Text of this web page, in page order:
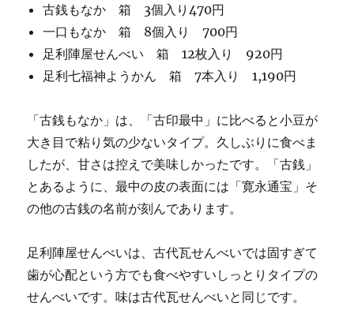
古銭もなか 箱 3個入り470円
一口もなか 箱 8個入り 700円
足利陣屋せんべい 箱 12枚入り 920円
足利七福神ようかん 箱 7本入り 1,190円
「古銭もなか」は、「古印最中」に比べると小豆が
大き目で粘り気の少ないタイプ。久しぶりに食べま
したが、甘さは控えで美味しかったです。「古銭」
とあるように、最中の皮の表面には「寛永通宝」そ
の他の古銭の名前が刻んであります。
足利陣屋せんべいは、古代瓦せんべいでは固すぎて
歯が心配という方でも食べやすいしっとりタイプの
せんべいです。味は古代瓦せんべいと同じです。